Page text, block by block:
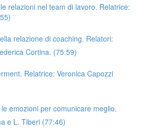
relazioni nel team di lavoro. Relatrice:
relazione di coaching. Relatori:
Cortina. (75:59)
Relatrice: Veronica Capozzi
emozioni per comunicare meglio.
e L. Tiberi (77:46)